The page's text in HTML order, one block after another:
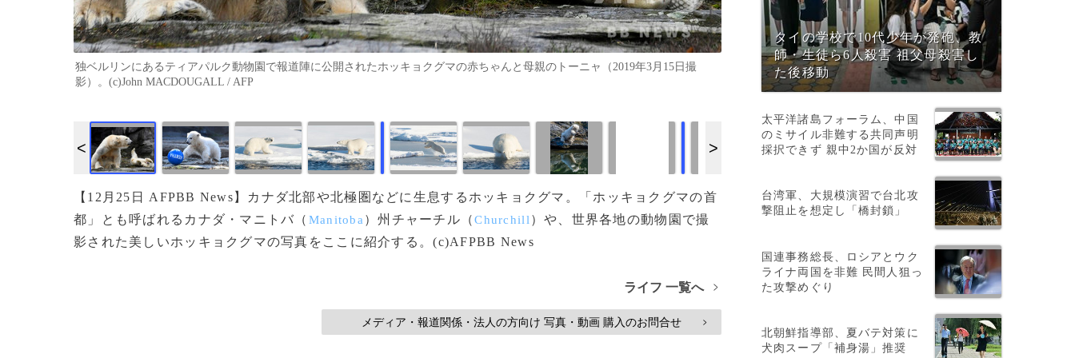
独ベルリンにあるティアパルク動物園で報道陣に公開されたホッキョクグマの赤ちゃんと母親のトーニャ（2019年3月15日撮
影）。(c)John MACDOUGALL / AFP
画像作成中 画像作成中 画像作成中 画像作成中
【12月25日 AFPBB News】カナダ北部や北極圏などに生息するホッキョクグマ。「ホッキョクグマの首
都」とも呼ばれるカナダ・マニトバ（ Manitoba ）州チャーチル（Churchill ）や、世界各地の動物園で撮
影された美しいホッキョクグマの写真をここに紹介する。(c)AFPBB News
ライフ 一覧へ >
メディア・報道関係・法人の方向け 写真・動画 購入のお問合せ >
タイの学校で10代少年が発砲、教
師・生徒ら6人殺害 祖父母殺害し
た後移動
太平洋諸島フォーラム、中国
のミサイル非難する共同声明
採択できず 親中2か国が反対
台湾軍、大規模演習で台北攻
撃阻止を想定し「橋封鎖」
国連事務総長、ロシアとウク
ライナ両国を非難 民間人狙っ
た攻撃めぐり
北朝鮮指導部、夏バテ対策に
犬肉スープ「補身湯」推奨